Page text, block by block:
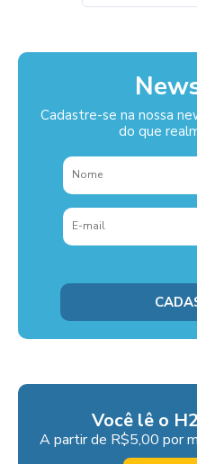
Cadastre-se na nossa
do que
Você lê o
A partir de R$5,00 por